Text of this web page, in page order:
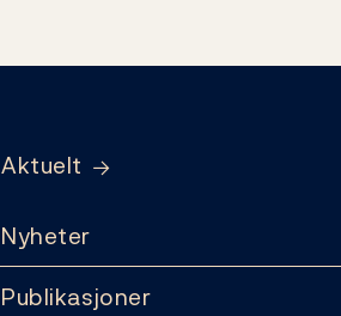
Aktuelt
Nyheter
Publikasjoner